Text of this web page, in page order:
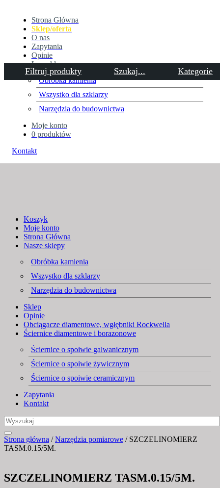
Filtruj produkty Szukaj... Kategorie
Strona Główna
Sklep/oferta
O nas
Zapytania
Opinie
Inne sklepy
Obróbka kamienia
Wszystko dla szklarzy
Narzędzia do budownictwa
Moje konto
0 produktów
Kontakt
SZCZELINOMIERZ
TASM.0.15/5M.
HomeŚciernice, obróbka metalu
Koszyk
Moje konto
Strona Główna
Nasze sklepy
Obróbka kamienia
Wszystko dla szklarzy
Narzędzia do budownictwa
Sklep
Opinie
Obciągacze diamentowe, wgłębniki Rockwella
Ściernice diamentowe i borazonowe
Ściernice o spoiwie galwanicznym
Ściernice o spoiwie żywicznym
Ściernice o spoiwie ceramicznym
Zapytania
Kontakt
Strona główna /Narzędzia pomiarowe / SZCZELINOMIERZ
TASM.0.15/5M.
SZCZELINOMIERZ TASM.0.15/5M.